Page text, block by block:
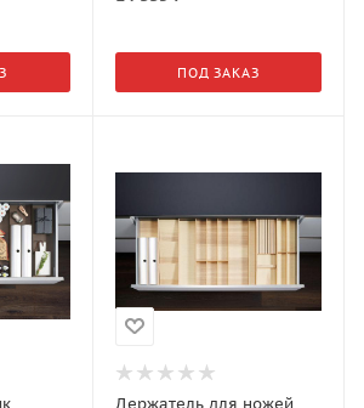
ПОД ЗАКАЗ
Держатель для ножей